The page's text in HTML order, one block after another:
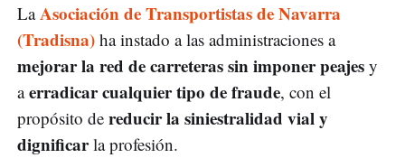
LaAsociación de Transportistas de Navarra
(Tradisna) ha instado a las administraciones a
mejorar la red de carreteras sin imponer peajes y
aerradicar cualquier tipo de fraude, con el
propósito de reducir la siniestralidad vial y
dignificarla profesión.